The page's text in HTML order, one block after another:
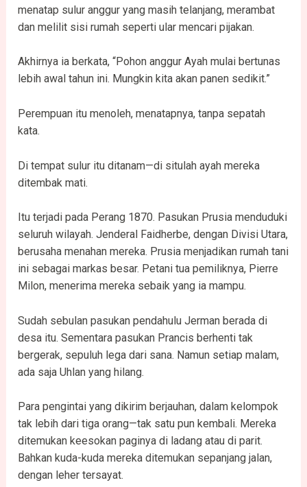
menatap sulur anggur yang masih telanjang, merambat
dan melilit sisi rumah seperti ular mencari pijakan.
Akhirnya ia berkata, “Pohon anggur Ayah mulai bertunas
lebih awal tahun ini. Mungkin kita akan panen sedikit.”
Perempuan itu menoleh, menatapnya, tanpa sepatah
kata.
Di tempat sulur itu ditanam—di situlah ayah mereka
ditembak mati.
Itu terjadi pada Perang 1870. Pasukan Prusia menduduki
seluruh wilayah. Jenderal Faidherbe, dengan Divisi Utara,
berusaha menahan mereka. Prusia menjadikan rumah tani
ini sebagai markas besar. Petani tua pemiliknya, Pierre
Milon, menerima mereka sebaik yang ia mampu.
Sudah sebulan pasukan pendahulu Jerman berada di
desa itu. Sementara pasukan Prancis berhenti tak
bergerak, sepuluh lega dari sana. Namun setiap malam,
ada saja Uhlan yang hilang.
Para pengintai yang dikirim berjauhan, dalam kelompok
tak lebih dari tiga orang—tak satu pun kembali. Mereka
ditemukan keesokan paginya di ladang atau di parit.
Bahkan kuda-kuda mereka ditemukan sepanjang jalan,
dengan leher tersayat.